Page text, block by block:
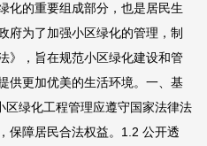
化的重要组成部分，也是居民生
府为了加强小区绿化的管理，制
》，旨在规范小区绿化建设和管
供更加优美的生活环境。一、基
区绿化工程管理应遵守国家法律法
保障居民合法权益。1.2 公开透